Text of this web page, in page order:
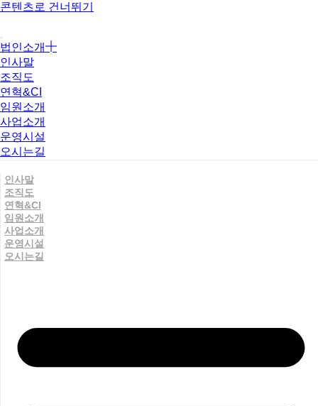
콘텐츠로 건너뛰기
법인소개
인사말
조직도
연혁&CI
임원소개
사업소개
운영시설
오시는길
인사말
조직도
연혁&CI
임원소개
사업소개
운영시설
오시는길